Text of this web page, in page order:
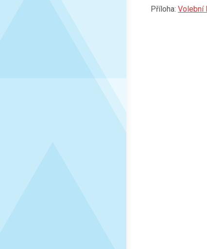
Příloha: Volební